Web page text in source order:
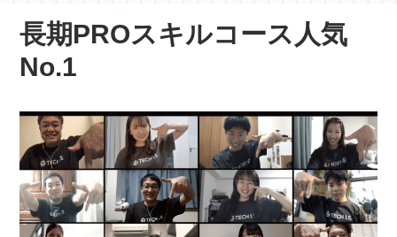
長期PROスキルコース人気
No.1